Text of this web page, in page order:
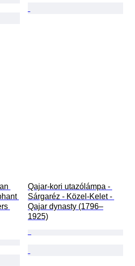
Qajar-kori utazólámpa -
Sárgaréz - Közel-Kelet -
Qajar dynasty (1796–
1925)